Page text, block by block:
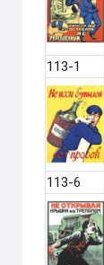
113-1
113-6